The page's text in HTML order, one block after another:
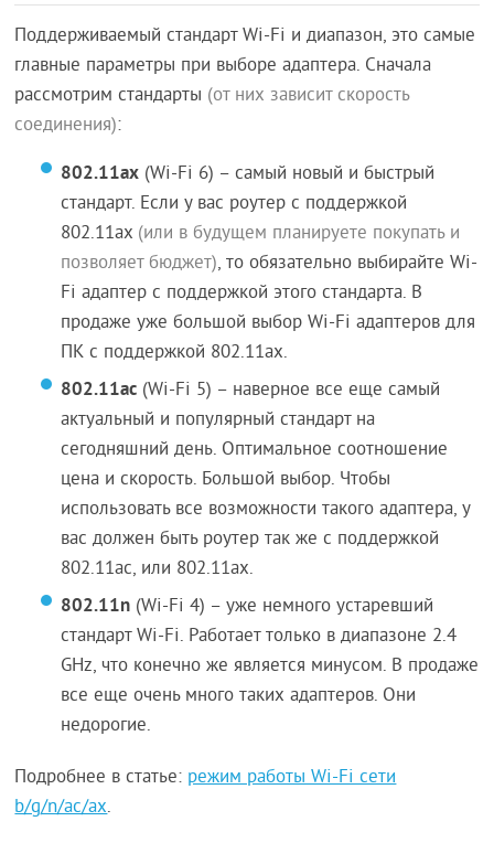
Поддерживаемый стандарт Wi-Fi и диапазон, это самые
главные параметры при выборе адаптера. Сначала
рассмотрим стандарты (от них зависит скорость
соединения):
802.11ax (Wi-Fi 6) – самый новый и быстрый
стандарт. Если у вас роутер с поддержкой
802.11ax (или в будущем планируете покупать и
позволяет бюджет), то обязательно выбирайте Wi-
Fi адаптер с поддержкой этого стандарта. В
продаже уже большой выбор Wi-Fi адаптеров для
ПК с поддержкой 802.11ax.
802.11ac (Wi-Fi 5) – наверное все еще самый
актуальный и популярный стандарт на
сегодняшний день. Оптимальное соотношение
цена и скорость. Большой выбор. Чтобы
использовать все возможности такого адаптера, у
вас должен быть роутер так же с поддержкой
802.11ac, или 802.11ax.
802.11n (Wi-Fi 4) – уже немного устаревший
стандарт Wi-Fi. Работает только в диапазоне 2.4
GHz, что конечно же является минусом. В продаже
все еще очень много таких адаптеров. Они
недорогие.
Подробнее в статье: режим работы Wi-Fi сети
b/g/n/ac/ax.